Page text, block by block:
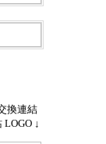
換連結
LOGO ↓